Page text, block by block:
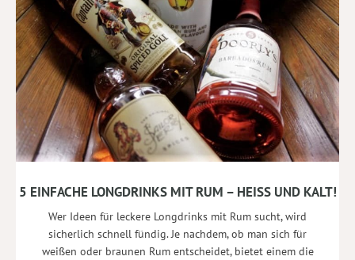
5 EINFACHE LONGDRINKS MIT RUM – HEISS UND KALT!
Wer Ideen für leckere Longdrinks mit Rum sucht, wird
sicherlich schnell fündig. Je nachdem, ob man sich für
weißen oder braunen Rum entscheidet, bietet einem die